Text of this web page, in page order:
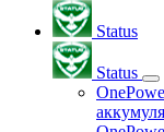
Status
Status